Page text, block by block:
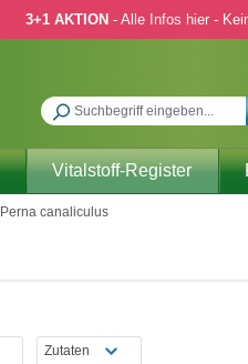
3+1 AKTION - Alle Infos hier -
Vitalstoff-Register
Perna canaliculus
Zutaten